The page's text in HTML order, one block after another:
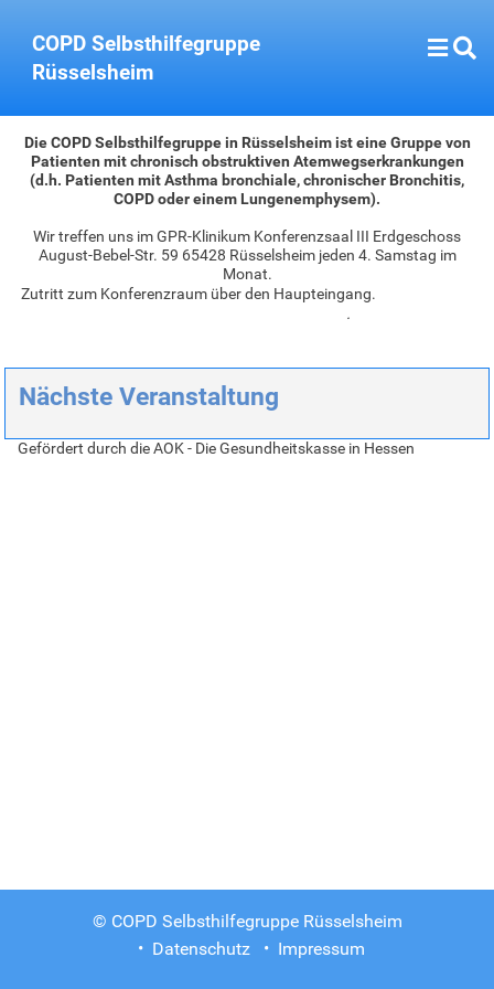
COPD Selbsthilfegruppe
Rüsselsheim
Die COPD Selbsthilfegruppe in Rüsselsheim ist eine Gruppe von
Patienten mit chronisch obstruktiven Atemwegserkrankungen
(d.h. Patienten mit Asthma bronchiale, chronischer Bronchitis,
COPD oder einem Lungenemphysem).
Wir treffen uns im GPR-Klinikum Konferenzsaal III Erdgeschoss
August-Bebel-Str. 59 65428 Rüsselsheim jeden 4. Samstag im
Monat.
Zutritt zum Konferenzraum über den Haupteingang.
.
Nächste Veranstaltung
Gefördert durch die AOK - Die Gesundheitskasse in Hessen
© COPD Selbsthilfegruppe Rüsselsheim
Datenschutz
Impressum